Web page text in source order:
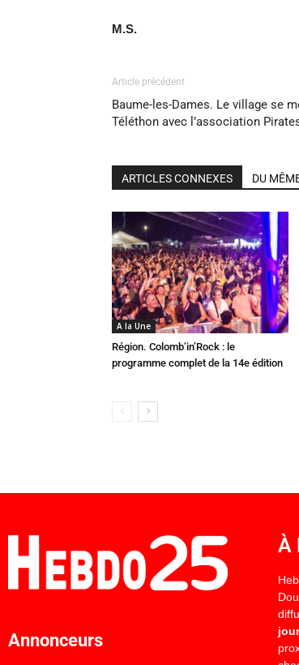
M.S.
Article précédent
Baume-les-Dames. Le village se
Téléthon avec l’association
ARTICLES CONNEXES DU
A la Une
Région. Colomb’in’Rock : le
programme complet de la 14e édition
Annonceurs
À